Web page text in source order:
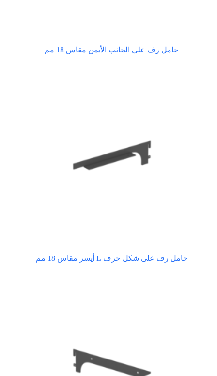
حامل رف على الجانب الأيمن مقاس 18 مم
حامل رف على شكل حرف L أيسر مقاس 18 مم